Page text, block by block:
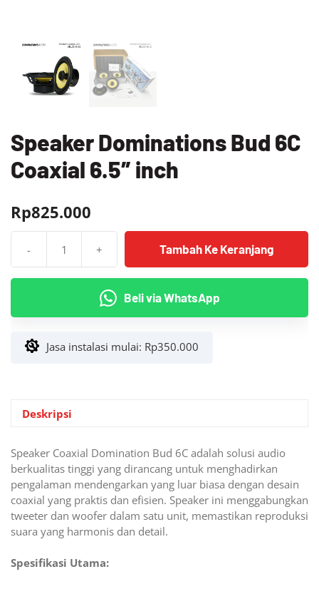
Speaker Dominations Bud 6C
Coaxial 6.5″ inch
Rp825.000
-
Speaker
Bud
6C
6.5″
+ Tambah Ke Keranjang
Beli via WhatsApp
Jasa instalasi mulai: Rp350.000
Deskripsi
Speaker Coaxial Domination Bud 6C adalah solusi audio
berkualitas tinggi yang dirancang untuk menghadirkan
pengalaman mendengarkan yang luar biasa dengan desain
coaxial yang praktis dan efisien. Speaker ini menggabungkan
tweeter dan woofer dalam satu unit, memastikan reproduksi
suara yang harmonis dan detail.
Spesifikasi Utama: